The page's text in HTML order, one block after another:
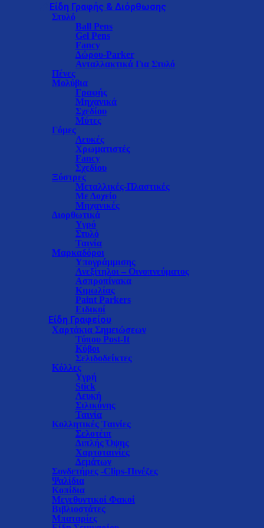
Είδη Γραφής & Διόρθωσης
Στυλό
Ball Pens
Gel Pens
Fancy
Δώρου-Parker
Ανταλλακτικά Για Στυλό
Πένες
Μολύβια
Γραφής
Μηχανικά
Σχεδίου
Μύτες
Γόμες
Λευκές
Χρωματιστές
Fancy
Σχεδίου
Ξύστρες
Μεταλλικές-Πλαστικές
Με Δοχείο
Μηχανικές
Διορθωτικά
Υγρό
Στυλό
Ταινία
Μαρκαδόροι
Υπογράμμισης
Ανεξίτηλοι – Οινοπνεύματος
Ασπροπίνακα
Κιμωλίας
Paint Parkers
Ειδικοί
Είδη Γραφείου
Χαρτάκια Σημειώσεων
Τύπου Post-It
Κύβοι
Σελιδοδείκτες
Κόλλες
Υγρή
Stick
Λευκή
Σιλικόνης
Ταινία
Κολλητικές Ταινίες
Σελοτέιπ
Διπλής Όψης
Χαρτοταινίες
Δεμάτων
Συνδετήρες -Clips-Πινέζες
Ψαλίδια
Κοπίδια
Μεγεθυντικοί Φακοί
Βιβλιοστάτες
Μπαταρίες